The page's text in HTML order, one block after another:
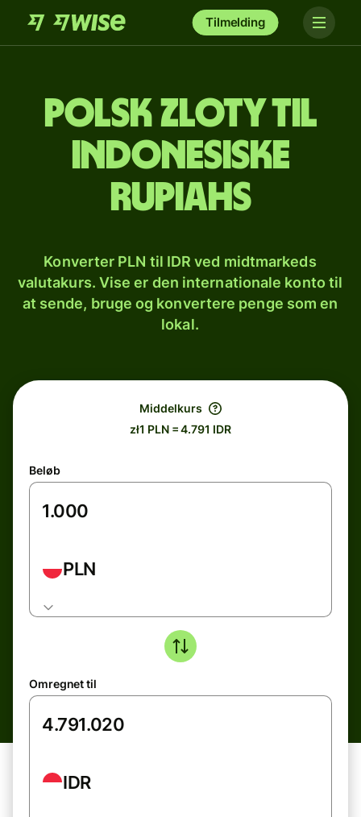
Tilmelding
Polsk zloty til
indonesiske
rupiahs
Konverter PLN til IDR ved midtmarkeds
valutakurs. Vise er den internationale konto til
at sende, bruge og konvertere penge som en
lokal.
Middelkurs
zł1 PLN = 4.791 IDR
Beløb
PLN
Omregnet til
IDR